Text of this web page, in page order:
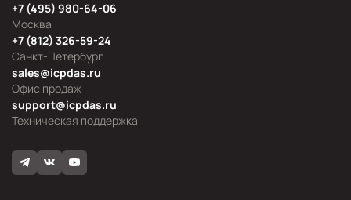
Москва
+7 (495) 980-64-06
Офис продаж
sales@icpdas.ru
Санкт-Петербург
+7 (812) 326-59-24
Техническая поддержка
support@icpdas.ru